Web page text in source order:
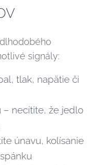
signály:
tlak, napätie či
– necítite, že jedlo
únavu, kolísanie